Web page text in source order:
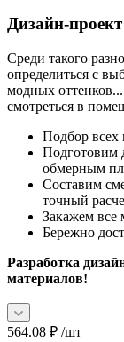
Дизайн-
Среди такого
определиться с
модных
смотреться в
Подбор всех
Подготовим
обмерным
Составим
точный
Закажем все
Бережно
Разработка
материалов!
564.08 ₽ /шт